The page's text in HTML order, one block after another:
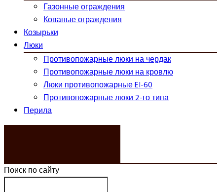
Газонные ограждения
Кованые ограждения
Козырьки
Люки
Противопожарные люки на чердак
Противопожарные люки на кровлю
Люки противопожарные EI-60
Противопожарные люки 2-го типа
Перила
Поиск по сайту